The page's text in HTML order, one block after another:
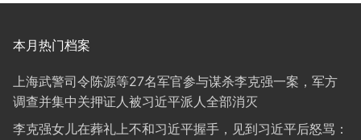
本月热门档案
上海武警司令陈源等27名军官参与谋杀李克强一案，军方
调查并集中关押证人被习近平派人全部消灭
李克强女儿在葬礼上不和习近平握手，见到习近平后怒骂：